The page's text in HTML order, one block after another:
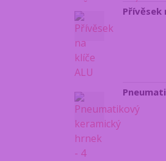
Přívěsek